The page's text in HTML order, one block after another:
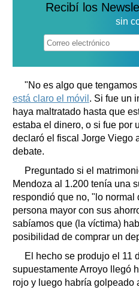
Recibí los
sin
"No es algo que
está claro el móvil . Si fue un
haya maltratado hasta que
estaba el dinero, o si fue por
declaró el fiscal Jorge Viego
debate.
Preguntado si el
Mendoza al 1.200 tenía una
respondió que no, "lo normal
persona mayor con sus
sabíamos que (la víctima)
posibilidad de comprar un
El hecho se produjo el 11
supuestamente Arroyo llegó
rojo y luego habría golpeado